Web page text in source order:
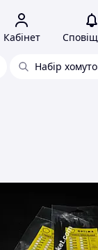
Кабінет
Набір